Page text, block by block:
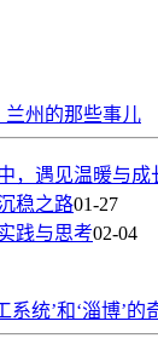
州的那些事儿
，遇见温暖与成
稳之路01-27
践与思考02-04
统’和‘淄博’的